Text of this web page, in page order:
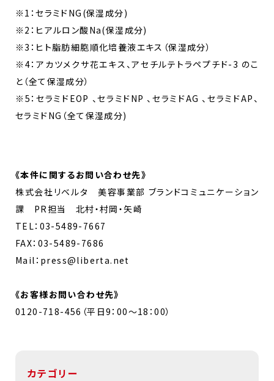
※1：セラミドNG(保湿成分)
※2：ヒアルロン酸Na(保湿成分)
※3：ヒト脂肪細胞順化培養液エキス（保湿成分）
※4：アカツメクサ花エキス、アセチルテトラペプチド-3 のこ
と（全て保湿成分）
※5：セラミドEOP 、セラミドNP 、セラミドAG 、セラミドAP、
セラミドNG（全て保湿成分)
《本件に関するお問い合わせ先》
株式会社リベルタ 美容事業部 ブランドコミュニケーション
課 PR担当 北村・村岡・矢崎
TEL：03-5489-7667
FAX：03-5489-7686
Mail：press@liberta.net
《お客様お問い合わせ先》
0120-718-456（平日9：00～18：00）
カテゴリー